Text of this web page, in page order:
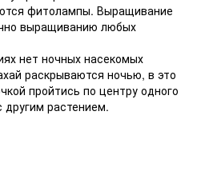
фитолампы. Выращивание
выращиванию любых
нет ночных насекомых
раскрываются ночью, в это
пройтись по центру одного
другим растением.